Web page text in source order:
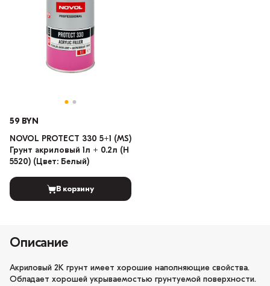
59 BYN
NOVOL PROTECT 330 5+1 (MS)
Грунт акриловый 1л + 0.2л (H
5520) (Цвет: Белый)
В корзину
Описание
Акриловый 2К грунт имеет хорошие наполняющие свойства.
Обладает хорошей укрываемостью грунтуемой поверхности.